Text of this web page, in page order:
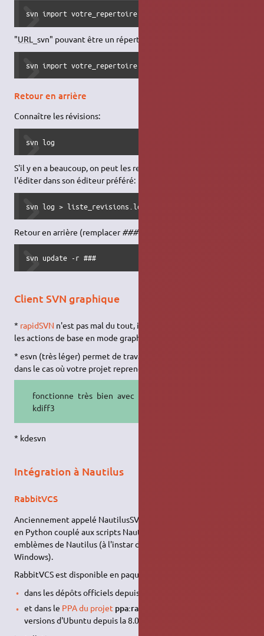
svn import votre_repertoire URL_svn
"URL _svn" pouvant être un répertoire local, il suffit de faire:
svn import votre_repertoire file:///repertoire_svn
Retour en arrière
Connaître les révisions:
svn log
S'il y en a beaucoup, on peut les rediriger dans un fichier pour
l'éditer dans son éditeur préféré:
svn log > liste_revisions.log
Retour en arrière (remplacer###par le numéro de la révision):
svn update -r ###
Client SVN graphique
* rapidSVN n'est pas mal du tout, il permet de réaliser toutes
les actions de base en mode graphique.
* esvn (très léger) permet de travailler avec des "workspaces",
dans le cas où votre projet reprend des dépôts différents.
fonctionne très bien avec fldiff et
kdiff3
* kdesvn
Intégration à Nautilus
RabbitVCS
Anciennement appelé NautilusSVN, il s'agit d'un outil réalisé
en Python couplé aux scripts Nautilus et utilisant des
emblèmes de Nautilus (à l'instar de TortoiseSVN sous
Windows).
RabbitVCS est disponible en paquet
dans les dépôts officiels depuis la version 10.10 d'Ubuntu
et dans le PPA du projet ppa:rabbitvcs/ppa
versions d'Ubuntu depuis la 8.04.